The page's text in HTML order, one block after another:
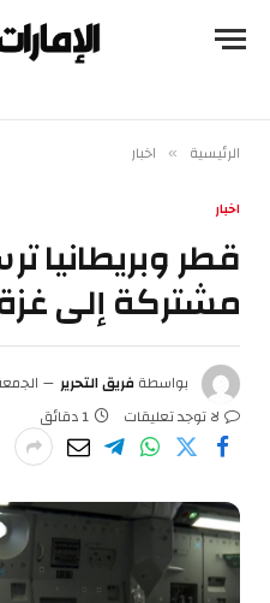
الرئيسية » اخبار
اخبار
قطر وبريطانيا
مشتركة إلى
بواسطةفريق التحرير
الجمعة 26 يناير
لا توجد تعليقات
1 دقائق